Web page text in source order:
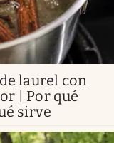
laurel con
| Por qué
sirve